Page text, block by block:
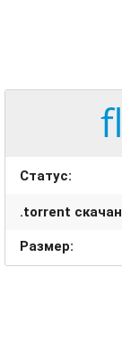
Статус:
.torrent
Размер: